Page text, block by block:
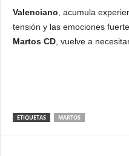
Valenciano , acumula
tensión y las emociones
Martos CD , vuelve a
ETIQUETAS MARTOS